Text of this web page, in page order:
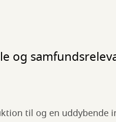
og
til og en uddybende